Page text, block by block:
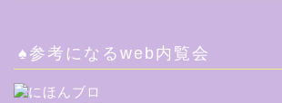
♠参考になるweb内覧会